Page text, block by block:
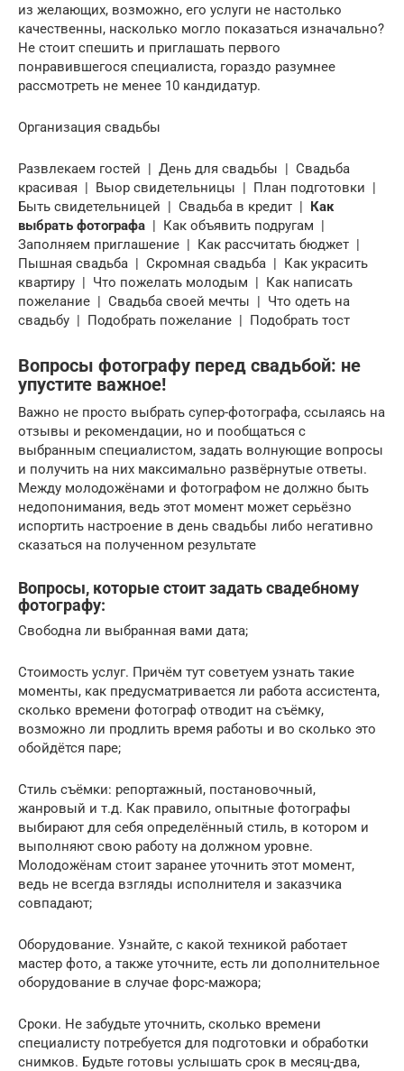
из желающих, возможно, его услуги не настолько
качественны, насколько могло показаться изначально?
Не стоит спешить и приглашать первого
понравившегося специалиста, гораздо разумнее
рассмотреть не менее 10 кандидатур.
Организация свадьбы
Развлекаем гостей | День для свадьбы | Свадьба
красивая | Выор свидетельницы | План подготовки |
Быть свидетельницей | Свадьба в кредит | Как
выбрать фотографа | Как объявить подругам |
Заполняем приглашение | Как рассчитать бюджет |
Пышная свадьба | Скромная свадьба | Как украсить
квартиру | Что пожелать молодым | Как написать
пожелание | Свадьба своей мечты | Что одеть на
свадьбу | Подобрать пожелание | Подобрать тост
Вопросы фотографу перед свадьбой: не
упустите важное!
Важно не просто выбрать супер-фотографа, ссылаясь на
отзывы и рекомендации, но и пообщаться с
выбранным специалистом, задать волнующие вопросы
и получить на них максимально развёрнутые ответы.
Между молодожёнами и фотографом не должно быть
недопонимания, ведь этот момент может серьёзно
испортить настроение в день свадьбы либо негативно
сказаться на полученном результате
Вопросы, которые стоит задать свадебному
фотографу:
Свободна ли выбранная вами дата;
Стоимость услуг. Причём тут советуем узнать такие
моменты, как предусматривается ли работа ассистента,
сколько времени фотограф отводит на съёмку,
возможно ли продлить время работы и во сколько это
обойдётся паре;
Стиль съёмки: репортажный, постановочный,
жанровый и т.д. Как правило, опытные фотографы
выбирают для себя определённый стиль, в котором и
выполняют свою работу на должном уровне.
Молодожёнам стоит заранее уточнить этот момент,
ведь не всегда взгляды исполнителя и заказчика
совпадают;
Оборудование. Узнайте, с какой техникой работает
мастер фото, а также уточните, есть ли дополнительное
оборудование в случае форс-мажора;
Сроки. Не забудьте уточнить, сколько времени
специалисту потребуется для подготовки и обработки
снимков. Будьте готовы услышать срок в месяц-два,